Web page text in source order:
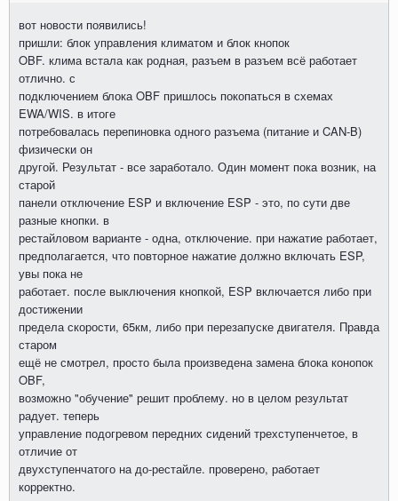
вот новости появились!
пришли: блок управления климатом и блок кнопок
OBF. клима встала как родная, разъем в разъем всё работает
отлично. с
подключением блока OBF пришлось покопаться в схемах
EWA/WIS. в итоге
потребовалась перепиновка одного разъема (питание и CAN-B)
физически он
другой. Результат - все заработало. Один момент пока возник, на
старой
панели отключение ESP и включение ESP - это, по сути две
разные кнопки. в
рестайловом варианте - одна, отключение. при нажатие работает,
предполагается, что повторное нажатие должно включать ESP,
увы пока не
работает. после выключения кнопкой, ESP включается либо при
достижении
предела скорости, 65км, либо при перезапуске двигателя. Правда
старом
ещё не смотрел, просто была произведена замена блока конопок
OBF,
возможно "обучение" решит проблему. но в целом результат
радует. теперь
управление подогревом передних сидений трехступенчетое, в
отличие от
двухступенчатого на до-рестайле. проверено, работает
корректно.